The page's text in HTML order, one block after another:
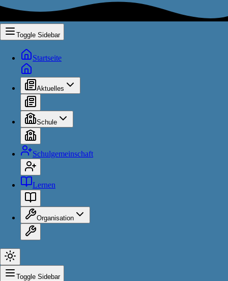
Toggle Sidebar
Startseite
Aktuelles
Schule
Schulgemeinschaft
Lernen
Organisation
Toggle Sidebar